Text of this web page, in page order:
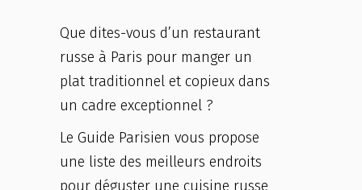
Que dites-vous d’un restaurant
russe à Paris pour manger un
plat traditionnel et copieux dans
un cadre exceptionnel ?
Le Guide Parisien vous propose
une liste des meilleurs endroits
pour déguster une cuisine russe